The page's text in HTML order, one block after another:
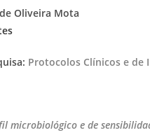
Oliveira Mota
Protocolos Clínicos e de
microbiológico e de